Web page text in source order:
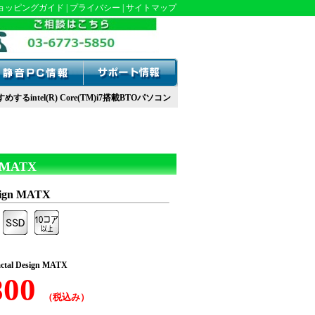
ッピングガイド プライバシー サイトマップ
めするintel(R) Core(TM)i7搭載BTOパソコン
MATX
Design MATX
（税込み）